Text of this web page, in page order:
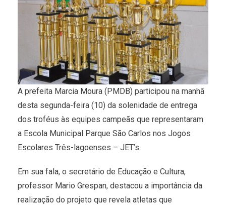
A prefeita Marcia Moura (PMDB) participou na manhã
desta segunda-feira (10) da solenidade de entrega
dos troféus às equipes campeãs que representaram
a Escola Municipal Parque São Carlos nos Jogos
Escolares Três-lagoenses – JET’s.
Em sua fala, o secretário de Educação e Cultura,
professor Mario Grespan, destacou a importância da
realização do projeto que revela atletas que